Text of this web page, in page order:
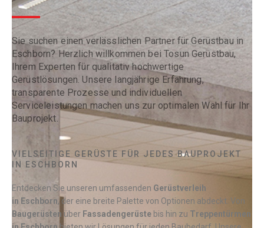
Sie suchen einen verlässlichen Partner für Gerüstbau in
Eschborn? Herzlich willkommen bei Tosun Gerüstbau,
Ihrem Experten für qualitativ hochwertige
Gerüstlösungen. Unsere langjährige Erfahrung,
transparente Prozesse und individuellen
Serviceleistungen machen uns zur optimalen Wahl für Ihr
Bauprojekt.
VIELSEITIGE GERÜSTE FÜR JEDES BAUPROJEKT
IN ESCHBORN
Entdecken Sie unseren umfassenden Gerüstverleih
in Eschborn, der eine breite Palette von Optionen abdeckt. Von
Baugerüsten über Fassadengerüste bis hin zu Treppentürmen